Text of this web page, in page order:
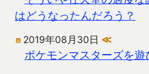
はどうなったんだろう？
2019年08月30日 ≪
ポケモンマスターズを遊